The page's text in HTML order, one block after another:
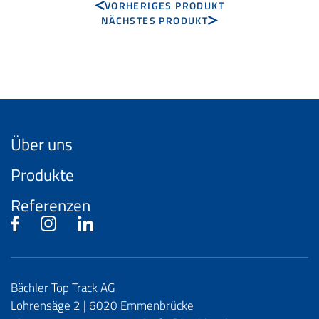
VORHERIGES PRODUKT
NÄCHSTES PRODUKT
Über uns
Produkte
Referenzen
Bächler Top Track AG
Lohrensäge 2 | 6020 Emmenbrücke